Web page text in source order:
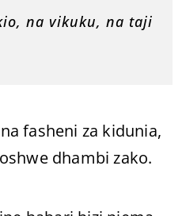
na vikuku, na taji
fasheni za kidunia,
dhambi zako.